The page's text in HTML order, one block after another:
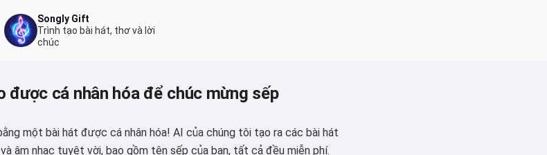
Songly Gift
Trình tạo bài hát, thơ và lời
chúc
được cá nhân hóa để chúc mừng sếp
một bài hát được cá nhân hóa! AI của chúng tôi tạo ra các bài hát
âm nhạc tuyệt vời, bao gồm tên sếp của bạn, tất cả đều miễn phí.